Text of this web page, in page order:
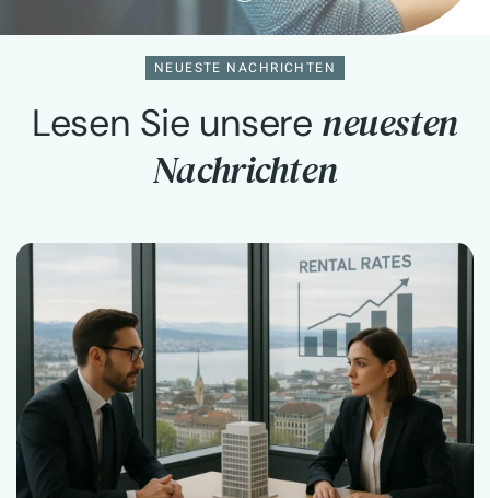
NEUESTE NACHRICHTEN
Lesen Sie unsere neuesten
Nachrichten